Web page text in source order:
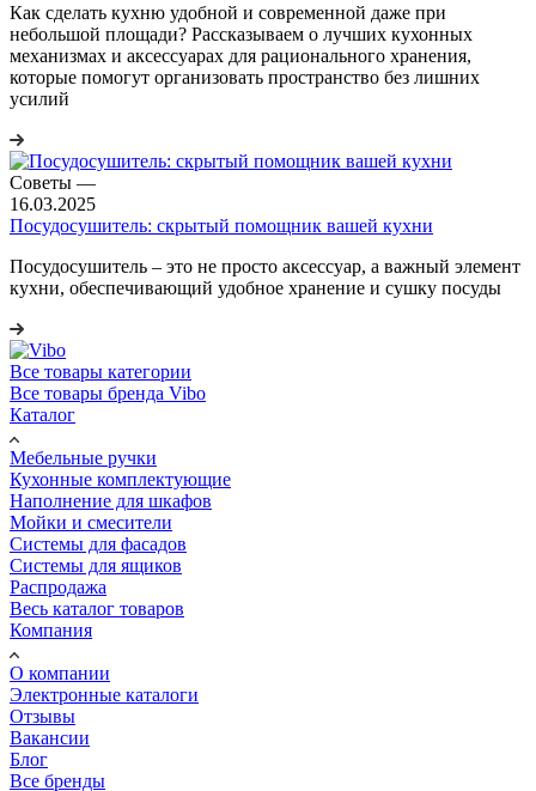
Как сделать кухню удобной и современной даже при
небольшой площади? Рассказываем о лучших кухонных
механизмах и аксессуарах для рационального хранения,
которые помогут организовать пространство без лишних
усилий
Советы —
16.03.2025
Посудосушитель: скрытый помощник вашей кухни
Посудосушитель – это не просто аксессуар, а важный элемент
кухни, обеспечивающий удобное хранение и сушку посуды
Все товары категории
Все товары бренда Vibo
Каталог
Мебельные ручки
Кухонные комплектующие
Наполнение для шкафов
Мойки и смесители
Системы для фасадов
Системы для ящиков
Распродажа
Весь каталог товаров
Компания
О компании
Электронные каталоги
Отзывы
Вакансии
Блог
Все бренды